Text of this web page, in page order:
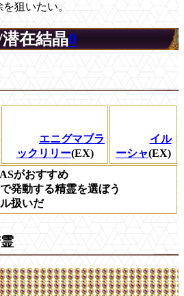
狙いたい。
在結晶0
エニグマブラ
ックリリー(EX)
イル
ーシャ(EX)
がおすすめ
発動する精霊を選ぼう
扱いだ